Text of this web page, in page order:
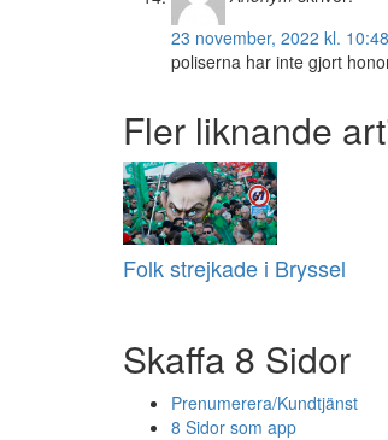
23 november, 2022 kl. 10:48
poliserna har inte gjort
Fler liknande
Folk strejkade i Bryssel
Skaffa 8 Sidor
Prenumerera/Kundtjänst
8 Sidor som app